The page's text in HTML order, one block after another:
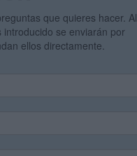
que quieres hacer. Al
se enviarán por
ellos directamente.